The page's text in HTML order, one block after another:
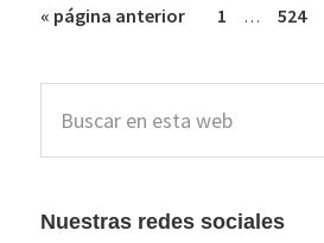
« Ir
página anterior Página
1
intermedias
… Página
524
Barra
lateral
esta
Nuestras redes sociales